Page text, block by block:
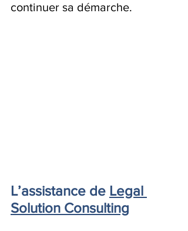
continuer sa démarche.
L’assistance de Legal
Solution Consulting